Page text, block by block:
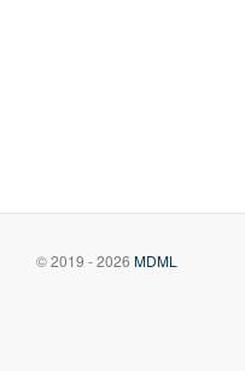
© 2019 - 2026 MDML